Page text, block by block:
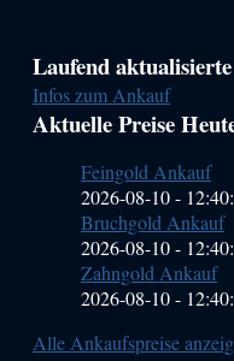
Haupt-
Sidebar
(Primary)
Laufend
Infos zum Ankauf
Aktuelle Preise
Feingold Ankauf
2026-08-10 -
Bruchgold Ankauf
2026-08-10 -
Zahngold Ankauf
2026-08-10 -
Alle Ankaufspreise